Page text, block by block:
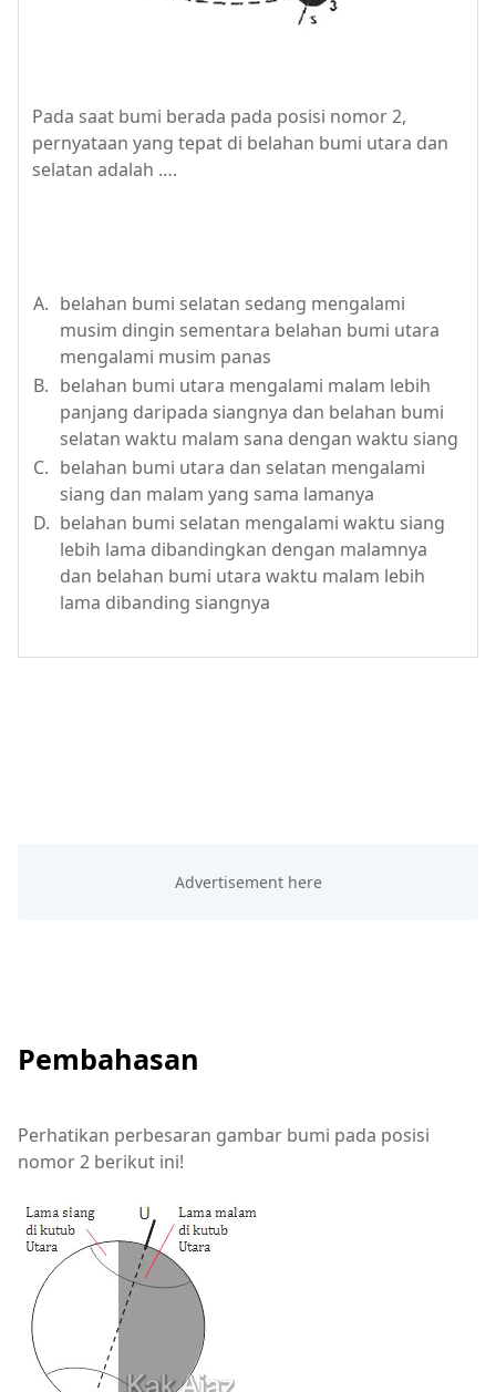
Pada saat bumi berada pada posisi nomor 2,
pernyataan yang tepat di belahan bumi utara dan
selatan adalah ….
A. belahan bumi selatan sedang mengalami
musim dingin sementara belahan bumi utara
mengalami musim panas
B. belahan bumi utara mengalami malam lebih
panjang daripada siangnya dan belahan bumi
selatan waktu malam sana dengan waktu siang
C. belahan bumi utara dan selatan mengalami
siang dan malam yang sama lamanya
D. belahan bumi selatan mengalami waktu siang
lebih lama dibandingkan dengan malamnya
dan belahan bumi utara waktu malam lebih
lama dibanding siangnya
Pembahasan
Perhatikan perbesaran gambar bumi pada posisi
nomor 2 berikut ini!